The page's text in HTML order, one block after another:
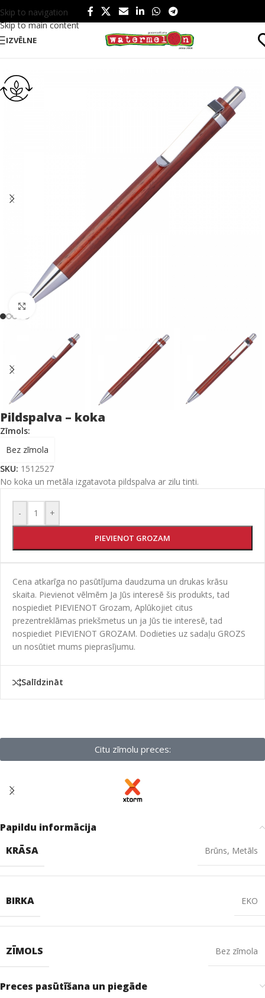
Skip to navigation
Skip to main content
IZVĒLNE
Sākums/ Rakstāmpiederumi/ Pildspalvas
Click to enlarge
Pildspalva – koka
Zīmols:
Bez zīmola
SKU: 1512527
No koka un metāla izgatavota pildspalva ar zilu tinti.
- +
PIEVIENOT GROZAM
Cena atkarīga no pasūtījuma daudzuma un drukas krāsu
skaita. Pievienot vēlmēm Ja Jūs interesē šis produkts, tad
nospiediet PIEVIENOT Grozam, Aplūkojiet citus
prezentreklāmas priekšmetus un ja Jūs tie interesē, tad
nospiediet PIEVIENOT GROZAM. Dodieties uz sadaļu GROZS
un nosūtiet mums pieprasījumu.
Salīdzināt
Citu zīmolu preces:
Papildu informācija
KRĀSA
Brūns, Metāls
BIRKA EKO
ZĪMOLS Bez zīmola
Preces pasūtīšana un piegāde